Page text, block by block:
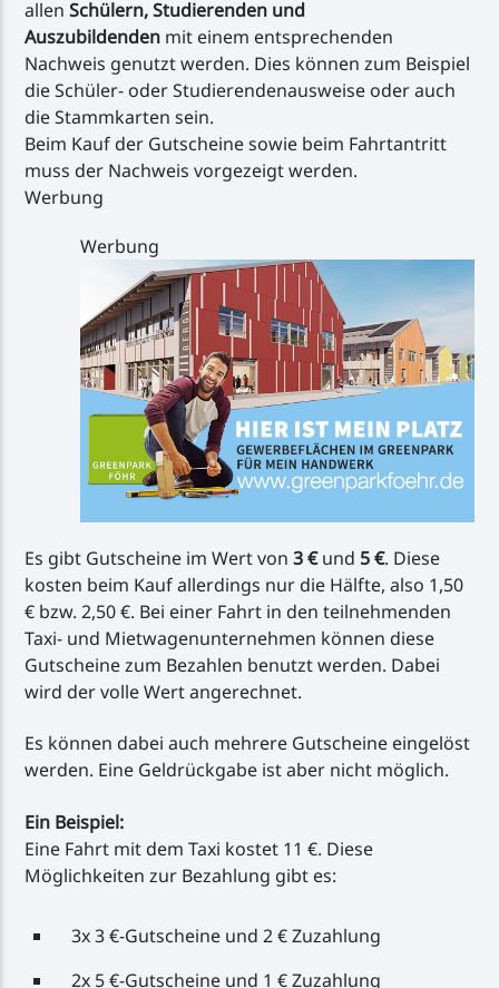
allenSchülern, Studierenden und
Auszubildenden mit einem entsprechenden
Nachweis genutzt werden. Dies können zum Beispiel
die Schüler- oder Studierendenausweise oder auch
die Stammkarten sein.
Beim Kauf der Gutscheine sowie beim Fahrtantritt
muss der Nachweis vorgezeigt werden.
Werbung
Werbung
Es gibt Gutscheine im Wert von3 €und 5 €. Diese
kosten beim Kauf allerdings nur die Hälfte, also 1,50
€ bzw. 2,50 €. Bei einer Fahrt in den teilnehmenden
Taxi- und Mietwagenunternehmen können diese
Gutscheine zum Bezahlen benutzt werden. Dabei
wird der volle Wert angerechnet.
Es können dabei auch mehrere Gutscheine eingelöst
werden. Eine Geldrückgabe ist aber nicht möglich.
Ein Beispiel:
Eine Fahrt mit dem Taxi kostet 11 €. Diese
Möglichkeiten zur Bezahlung gibt es:
3x 3 €-Gutscheine und 2 € Zuzahlung
2x 5 €-Gutscheine und 1 € Zuzahlung